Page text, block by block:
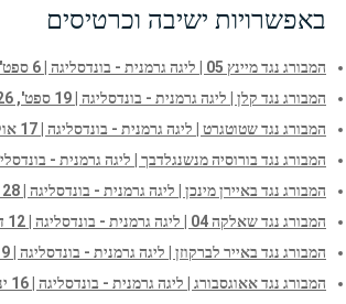
באפשרויות ישיבה וכרטיסים
המבורג נגד מיינץ 05 | ליגה גרמנית - בונדסליגה | 6 ספט', 2026
המבורג נגד קלן | ליגה גרמנית - בונדסליגה | 19 ספט', 2026
המבורג נגד שטוטגרט | ליגה גרמנית - בונדסליגה | 17 אוק', 2026
המבורג נגד בורוסיה מנשנגלדבך | ליגה גרמנית - בונדסליגה | 7 נוב',
המבורג נגד באיירן מינכן | ליגה גרמנית - בונדסליגה | 28 נוב', 2026
המבורג נגד שאלקה 04 | ליגה גרמנית - בונדסליגה | 12 דצ', 2026
המבורג נגד באייר לברקוזן | ליגה גרמנית - בונדסליגה | 9 ינו', 2027
המבורג נגד אאוגסבורג | ליגה גרמנית - בונדסליגה | 16 ינו', 2027